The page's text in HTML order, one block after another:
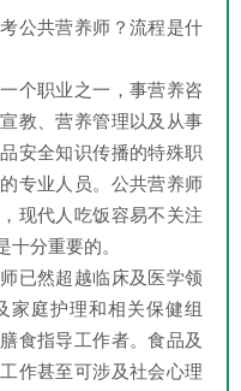
公共营养师？流程是什
个职业之一，事营养咨
教、营养管理以及从事
安全知识传播的特殊职
专业人员。公共营养师
现代人吃饭容易不关注
分重要的。
已然超越临床及医学领
家庭护理和相关保健组
食指导工作者。食品及
作甚至可涉及社会心理